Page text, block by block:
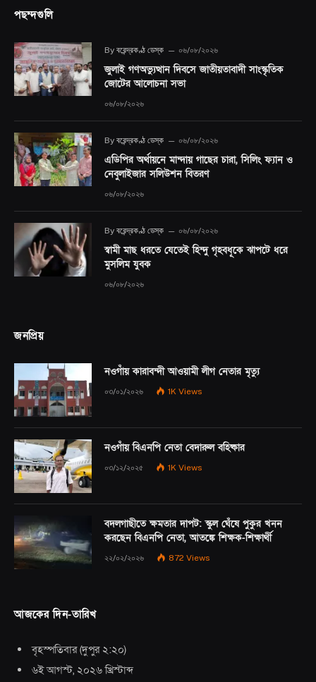
পছন্দগুলি
By বরেন্দ্রকণ্ঠ ডেস্ক ০৬/০৮/২০২৬
জুলাই গণঅভ্যুত্থান দিবসে জাতীয়তাবাদী সাংস্কৃতিক
জোটের আলোচনা সভা
০৬/০৮/২০২৬
By বরেন্দ্রকণ্ঠ ডেস্ক ০৬/০৮/২০২৬
এডিপির অর্থায়নে মান্দায় গাছের চারা, সিলিং ফ্যান ও
নেবুলাইজার সলিউশন বিতরণ
০৬/০৮/২০২৬
By বরেন্দ্রকণ্ঠ ডেস্ক ০৬/০৮/২০২৬
স্বামী মাছ ধরতে যেতেই হিন্দু গৃহবধূকে ঝাপটে ধরে
মুসলিম যুবক
০৬/০৮/২০২৬
জনপ্রিয়
নওগাঁয় কারাবন্দী আওয়ামী লীগ নেতার মৃত্যু
০৩/০১/২০২৬ 1K Views
নওগাঁয় বিএনপি নেতা বেদারুল বহিষ্কার
০৩/১২/২০২৫ 1K Views
বদলগাছীতে ক্ষমতার দাপট: স্কুল ঘেঁষে পুকুর খনন
করছেন বিএনপি নেতা, আতঙ্কে শিক্ষক-শিক্ষার্থী
২২/০২/২০২৬ 872 Views
আজকের দিন-তারিখ
বৃহস্পতিবার(দুপুর ২:২০)
৬ই আগস্ট, ২০২৬ খ্রিস্টাব্দ